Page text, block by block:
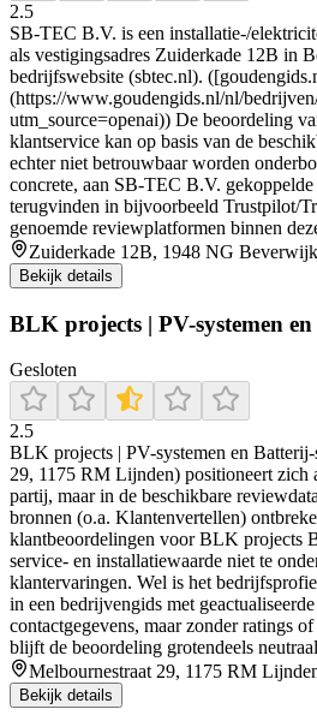
2.5
SB-TEC B.V. is een installatie-/
als vestigingsadres Zuiderkade 12B in
bedrijfswebsite (sbtec.nl).
(https://www.goudengids.nl/nl/
utm_source=openai)) De beoordeling
klantservice kan op basis van de
echter niet betrouwbaar worden
concrete, aan SB-TEC B.V.
terugvinden in bijvoorbeeld Trustpilot/
genoemde reviewplatformen binnen
Zuiderkade 12B, 1948 NG
Bekijk details
BLK projects | PV-systemen
Gesloten
2.5
BLK projects | PV-systemen en
29, 1175 RM Lijnden) positioneert zich
partij, maar in de beschikbare
bronnen (o.a. Klantenvertellen)
klantbeoordelingen voor BLK projects
service- en installatiewaarde niet te
klantervaringen. Wel is het
in een bedrijvengids met
contactgegevens, maar zonder ratings
blijft de beoordeling grotendeels
Melbournestraat 29, 1175 RM
Bekijk details